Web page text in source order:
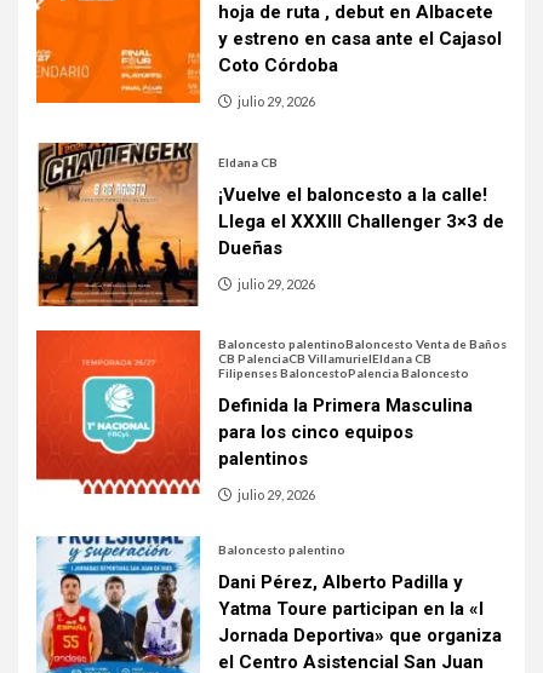
hoja de ruta , debut en Albacete
y estreno en casa ante el Cajasol
Coto Córdoba
julio 29, 2026
Eldana CB
¡Vuelve el baloncesto a la calle!
Llega el XXXIII Challenger 3×3 de
Dueñas
julio 29, 2026
Baloncesto palentinoBaloncesto Venta de Baños
CB PalenciaCB VillamurielEldana CB
Filipenses BaloncestoPalencia Baloncesto
Definida la Primera Masculina
para los cinco equipos
palentinos
julio 29, 2026
Baloncesto palentino
Dani Pérez, Alberto Padilla y
Yatma Toure participan en la «I
Jornada Deportiva» que organiza
el Centro Asistencial San Juan